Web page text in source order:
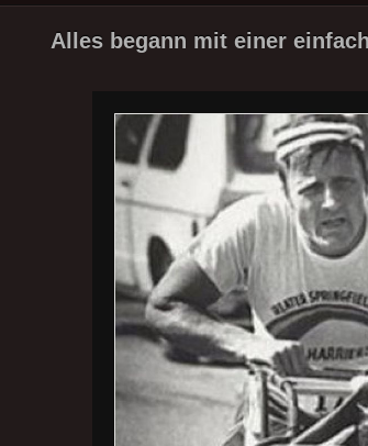
Alles begann mit einer